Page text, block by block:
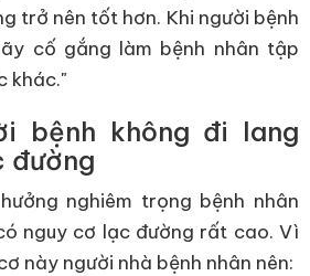
trở nên tốt hơn. Khi người bệnh
cố gắng làm bệnh nhân tập
khác."
bệnh không đi lang
đường
nghiêm trọng bệnh nhân
nguy cơ lạc đường rất cao. Vì
này người nhà bệnh nhân nên: